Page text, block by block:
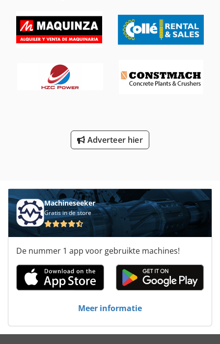
m + KRAAN + AFSTANDSBEDIENING Geïmporteerd /
SCHADEVRIJ IN GOEDE STAAT! ? BOUWJAAR: 2009 ?
KILOMETERSTAND: 431.000 km UITRUSTING: ? ABS ? ASR ?
STUURBEKRACHTIGING ? ELEKTRISCHE RAMEN ?
Dcodpsrkyrmsfx Ap Dsk LAADBAK: 660 x 245 x 60 cm (L x B
x H) LAADVERMOGEN: 10.000 kg TOTAALGEWICHT: 26.000
kg WIELBASIS: 515/135 cm BANDENMAAT: 315/80R22,5
ROEMEENS (Romana: wij verzorgen alle
exportformaliteiten inclusief kenteken) * RADEK – ?????
Adverteer hier
Machineseeker
Gratis in de store
De nummer 1 app voor gebruikte machines!
Meer informatie